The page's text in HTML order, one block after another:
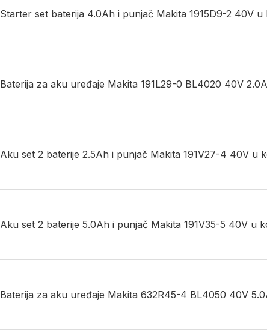
Starter set baterija 4.0Ah i punjač Makita 1915D9-2 40V u
Baterija za aku uređaje Makita 191L29-0 BL4020 40V
Aku set 2 baterije 2.5Ah i punjač Makita 191V27-4 40V u
Aku set 2 baterije 5.0Ah i punjač Makita 191V35-5 40V u
Baterija za aku uređaje Makita 632R45-4 BL4050 40V